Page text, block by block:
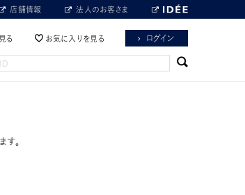
店舗情報 法人のお客さま
る お気に入りを見る ログイン
。